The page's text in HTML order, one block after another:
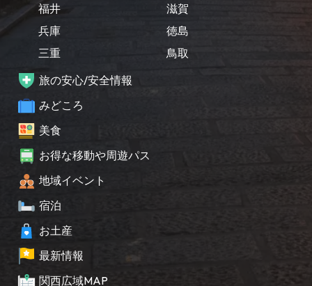
福井
兵庫
三重
滋賀
徳島
鳥取
旅の安心/安全情報
みどころ
美食
お得な移動や周遊パス
地域イベント
宿泊
お土産
最新情報
関西広域MAP